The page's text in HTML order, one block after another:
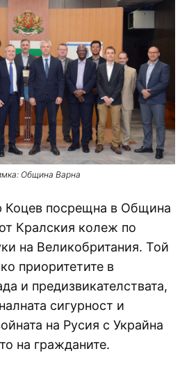
Община Варна
Коцев посрещна в Община
Кралския колеж по
на Великобритания. Той
приоритетите в
и предизвикателствата,
сигурност и
на Русия с Украйна
на гражданите.